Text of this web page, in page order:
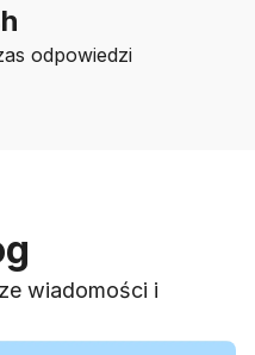
odpowiedzi
wiadomości i